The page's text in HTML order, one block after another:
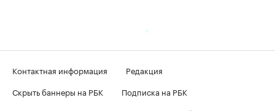
Контактная информация
Редакция
Скрыть баннеры на РБК
Подписка на РБК